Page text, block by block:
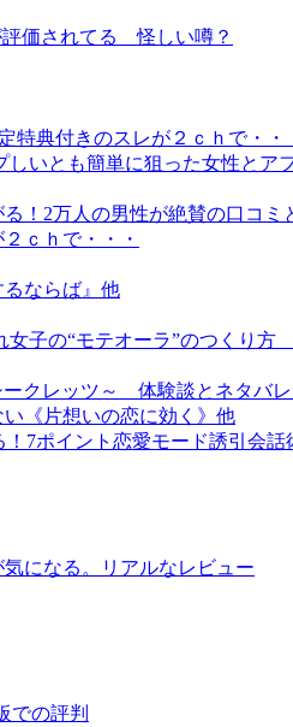
評価されてる 怪しい噂？
特典付きのスレが２ｃｈで・・
いとも簡単に狙った女性と
！2万人の男性が絶賛の口コミ
ｃｈで・・・
ならば』他
の“モテオーラ”のつくり方
クレッツ～ 体験談とネタバ
《片想いの恋に効く》他
7ポイント恋愛モード誘引会
になる。リアルなレビュー
での評判